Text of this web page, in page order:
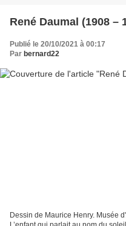
René Daumal (1908 –
Publié le 20/10/2021 à 00:17
Par bernard22
Dessin de Maurice Henry. Musée